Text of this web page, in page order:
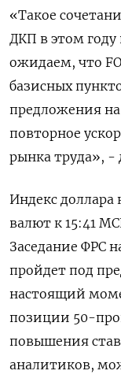
«Такое
‌ДКП в этом
ожидаем, что
базисных
предложения
повторное
рынка труда», -
Индекс доллара
валют к 15:41
Заседание ФРС
пройдет под
настоящий
‌позиции 50-
повышения
аналитиков,